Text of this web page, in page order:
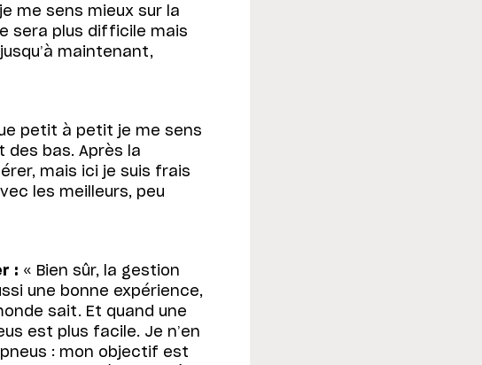
me sens mieux sur la
sera plus difficile mais
maintenant,
petit à petit je me sens
des bas. Après la
mais ici je suis frais
les meilleurs, peu
: « Bien sûr, la gestion
une bonne expérience,
sait. Et quand une
est plus facile. Je n’en
: mon objectif est